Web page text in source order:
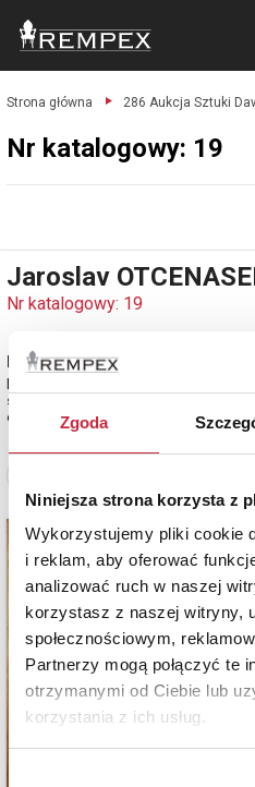
Zgoda
Niniejsza strona korzysta z
Wykorzystujemy pliki cookie
i reklam, aby oferować
analizować ruch w naszej
korzystasz z naszej witryny,
społecznościowym,
Partnerzy mogą połączyć te
otrzymanymi od Ciebie lub
korzystania z ich usług.
Strona główna 286 Aukcja Sztuki
Nr katalogowy: 19
Jaroslav
Nr katalogowy: 19
Przystań, 1958
sygn. p. d.: Otcenasek 58 (ołówkiem)
estymacja: 1 800 - 2 200 zł